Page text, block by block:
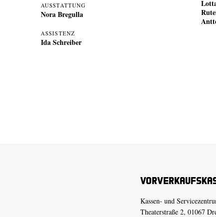
AUSSTATTUNG
Nora Bregulla
ASSISTENZ
Ida Schreiber
Kassen- und
Theaterstraße 2, 01067